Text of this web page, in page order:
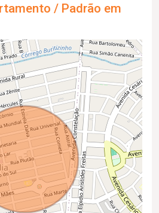
/ Padrão em